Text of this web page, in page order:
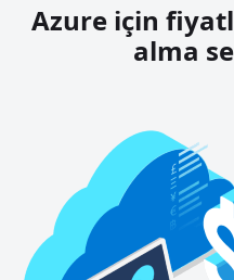
Azure için
alma